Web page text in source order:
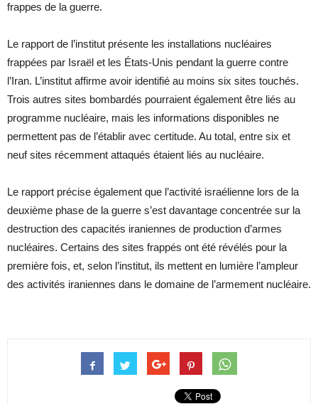
frappes de la guerre.
Le rapport de l’institut présente les installations nucléaires
frappées par Israël et les États-Unis pendant la guerre contre
l’Iran. L’institut affirme avoir identifié au moins six sites touchés.
Trois autres sites bombardés pourraient également être liés au
programme nucléaire, mais les informations disponibles ne
permettent pas de l’établir avec certitude. Au total, entre six et
neuf sites récemment attaqués étaient liés au nucléaire.
Le rapport précise également que l’activité israélienne lors de la
deuxième phase de la guerre s’est davantage concentrée sur la
destruction des capacités iraniennes de production d’armes
nucléaires. Certains des sites frappés ont été révélés pour la
première fois, et, selon l’institut, ils mettent en lumière l’ampleur
des activités iraniennes dans le domaine de l’armement nucléaire.